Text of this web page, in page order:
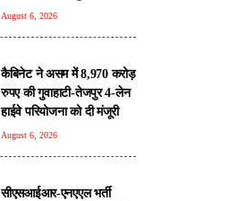
ही काफी था'
August 6, 2026
कैबिनेट ने असम में 8,970 करोड़
रुपए की गुवाहाटी-तेजपुर 4-लेन
हाईवे परियोजना को दी मंजूरी
August 6, 2026
सीएसआईआर-एनएएल भर्ती